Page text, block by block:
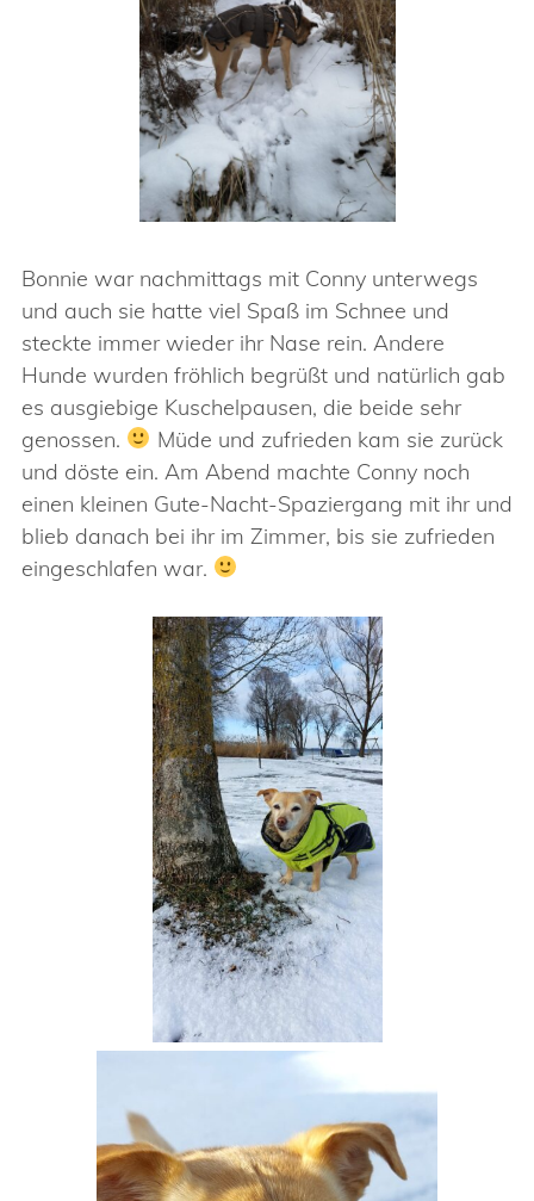
Bonnie war nachmittags mit Conny unterwegs
und auch sie hatte viel Spaß im Schnee und
steckte immer wieder ihr Nase rein. Andere
Hunde wurden fröhlich begrüßt und natürlich gab
es ausgiebige Kuschelpausen, die beide sehr
genossen.
Müde und zufrieden kam sie zurück
und döste ein. Am Abend machte Conny noch
einen kleinen Gute-Nacht-Spaziergang mit ihr und
blieb danach bei ihr im Zimmer, bis sie zufrieden
eingeschlafen war.